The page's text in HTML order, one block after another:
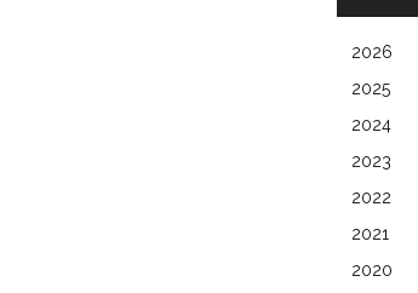
2026
2025
2024
2023
2022
2021
2020